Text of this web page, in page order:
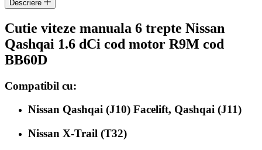
1.6
cod
motor
R9M
cod
BB60D
Descriere
Cutie viteze manuala 6 trepte Nissan
Qashqai 1.6 dCi cod motor R9M cod
BB60D
Compatibil cu:
Nissan Qashqai (J10) Facelift, Qashqai (J11)
Nissan X-Trail (T32)